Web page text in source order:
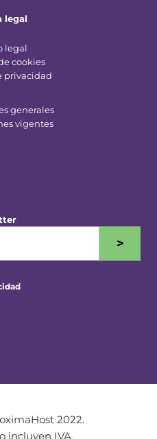
legal
legal
cookies
privacidad
generales
vigentes
>
2022.
incluyen IVA.